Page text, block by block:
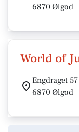
6870 Ølgod
World of
Engdraget 57
6870 Ølgod